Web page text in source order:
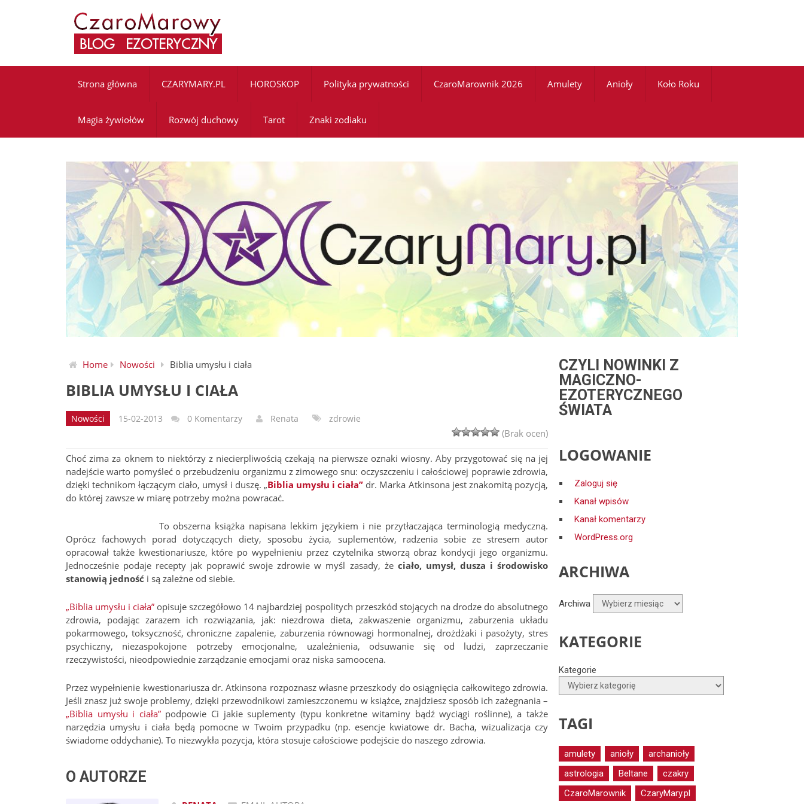
Strona główna CZARYMARY.PL HOROSKOP Polityka prywatności CzaroMarownik 2026 Amulety Anioły Koło Roku
Magia żywiołów Rozwój duchowy Tarot Znaki zodiaku
Home Nowości Biblia umysłu i ciała
BIBLIA UMYSŁU I CIAŁA
Nowości 15-02-2013 0 Komentarzy Renata zdrowie
(Brak ocen)
Choć zima za oknem to niektórzy z niecierpliwością czekają na pierwsze oznaki wiosny. Aby przygotować się na jej
nadejście warto pomyśleć o przebudzeniu organizmu z zimowego snu: oczyszczeniu i całościowej poprawie zdrowia,
dzięki technikom łączącym ciało, umysł i duszę. „Biblia umysłu i ciała” dr. Marka Atkinsona jest znakomitą pozycją,
do której zawsze w miarę potrzeby można powracać.
To obszerna książka napisana lekkim językiem i nie przytłaczająca terminologią medyczną.
Oprócz fachowych porad dotyczących diety, sposobu życia, suplementów, radzenia sobie ze stresem autor
opracował także kwestionariusze, które po wypełnieniu przez czytelnika stworzą obraz kondycji jego organizmu.
Jednocześnie podaje recepty jak poprawić swoje zdrowie w myśl zasady, że ciało, umysł, dusza i środowisko
stanowią jedność i są zależne od siebie.
„Biblia umysłu i ciała” opisuje szczegółowo 14 najbardziej pospolitych przeszkód stojących na drodze do absolutnego
zdrowia, podając zarazem ich rozwiązania, jak: niezdrowa dieta, zakwaszenie organizmu, zaburzenia układu
pokarmowego, toksyczność, chroniczne zapalenie, zaburzenia równowagi hormonalnej, drożdżaki i pasożyty, stres
psychiczny, niezaspokojone potrzeby emocjonalne, uzależnienia, odsuwanie się od ludzi, zaprzeczanie
rzeczywistości, nieodpowiednie zarządzanie emocjami oraz niska samoocena.
Przez wypełnienie kwestionariusza dr. Atkinsona rozpoznasz własne przeszkody do osiągnięcia całkowitego zdrowia.
Jeśli znasz już swoje problemy, dzięki przewodnikowi zamieszczonemu w książce, znajdziesz sposób ich zażegnania –
„Biblia umysłu i ciała” podpowie Ci jakie suplementy (typu konkretne witaminy bądź wyciągi roślinne), a także
narzędzia umysłu i ciała będą pomocne w Twoim przypadku (np. esencje kwiatowe dr. Bacha, wizualizacja czy
świadome oddychanie). To niezwykła pozycja, która stosuje całościowe podejście do naszego zdrowia.
O AUTORZE
CZYLI NOWINKI Z
MAGICZNO-
EZOTERYCZNEGO
ŚWIATA
LOGOWANIE
Zaloguj się
Kanał wpisów
Kanał komentarzy
WordPress.org
ARCHIWA
Archiwa
KATEGORIE
Kategorie
TAGI
amulety anioły
archanioły
astrologia
Beltane
czakry
CzaroMarownik
CzaryMary.pl